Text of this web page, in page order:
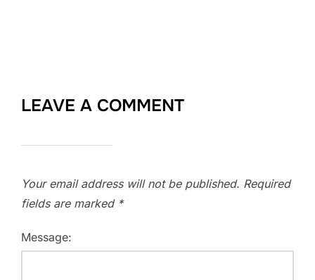
LEAVE A COMMENT
Your email address will not be published. Required
fields are marked *
Message: